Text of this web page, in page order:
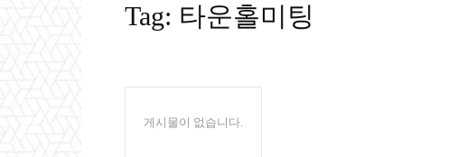
Tag: 타운홀미팅
게시물이 없습니다.